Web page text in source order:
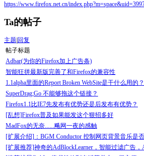
https://www.firefox.net.cn/
Ta的帖子
主题 回复
帖子标题
Adbar(为你的Firefox加上广告条)
智能狂拼最新版完善了和Firefox的兼容性
1.1alpha里面的Report Broken WebSite是干什么用的？
SuperDrag;Go 不能够拖这个链接？
Firefox1.1比IE7先发布有优势还是后发布有优势？
[乱想]Firefox普及如果能发这个狠招多好
MadFox的无奈......飚网一夜的感触
[扩展介绍]：BGM Conductor 控制网页背景音乐是否
[扩展推荐]神奇的AdBlockLearner，智能过滤广告